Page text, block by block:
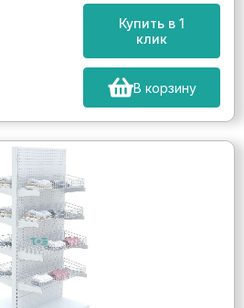
Купить в 1
клик
В корзину